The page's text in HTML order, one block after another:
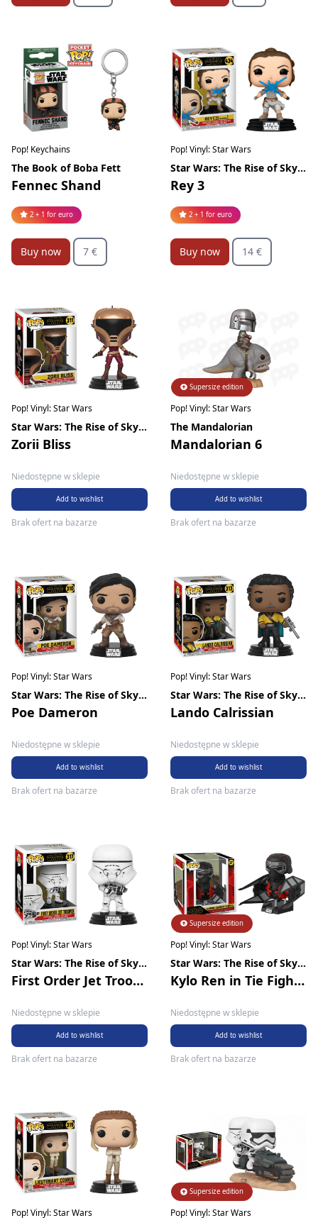
Pop! Keychains
The Book of Boba Fett
Fennec Shand
2 + 1 for euro
Buy now 7 €
Pop! Vinyl: Star Wars
Star Wars: The Rise of Skywalker
Rey 3
2 + 1 for euro
Buy now 14 €
Pop! Vinyl: Star Wars
Star Wars: The Rise of Skywalker
Zorii Bliss
Niedostępne w sklepie
Add to wishlist
Brak ofert na bazarze
Supersize edition
Pop! Vinyl: Star Wars
The Mandalorian
Mandalorian 6
Niedostępne w sklepie
Add to wishlist
Brak ofert na bazarze
Pop! Vinyl: Star Wars
Star Wars: The Rise of Skywalker
Poe Dameron
Niedostępne w sklepie
Add to wishlist
Brak ofert na bazarze
Pop! Vinyl: Star Wars
Star Wars: The Rise of Skywalker
Lando Calrissian
Niedostępne w sklepie
Add to wishlist
Brak ofert na bazarze
Pop! Vinyl: Star Wars
Star Wars: The Rise of Skywalker
First Order Jet Trooper
Niedostępne w sklepie
Add to wishlist
Brak ofert na bazarze
Supersize edition
Pop! Vinyl: Star Wars
Star Wars: The Rise of Skywalker
Kylo Ren in Tie Fighter
Niedostępne w sklepie
Add to wishlist
Brak ofert na bazarze
Pop! Vinyl: Star Wars
Supersize edition
Pop! Vinyl: Star Wars